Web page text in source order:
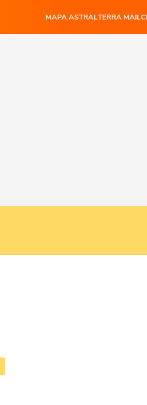
MAPA ASTRALTERRA MAIL